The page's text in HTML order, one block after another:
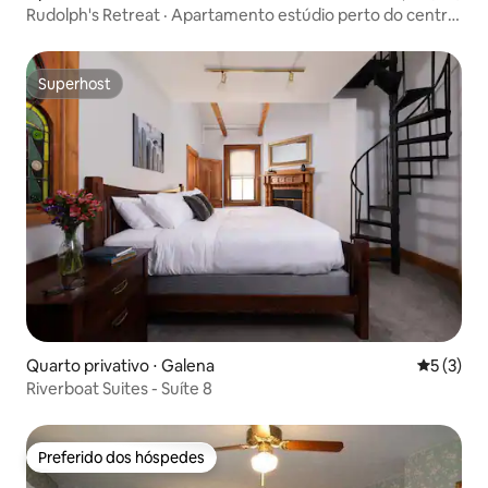
Rudolph's Retreat · Apartamento estúdio perto do centro
Superhost
Superhost
Quarto privativo ⋅ Galena 5 de
5 (3)
Riverboat Suites - Suíte 8
Preferido dos hóspedes
Preferido dos hóspedes